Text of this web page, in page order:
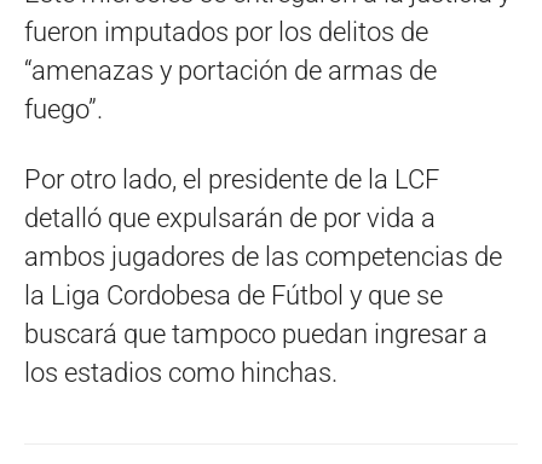
fueron imputados por los delitos de
“amenazas y portación de armas de
fuego”.
Por otro lado, el presidente de la LCF
detalló que expulsarán de por vida a
ambos jugadores de las competencias de
la Liga Cordobesa de Fútbol y que se
buscará que tampoco puedan ingresar a
los estadios como hinchas.